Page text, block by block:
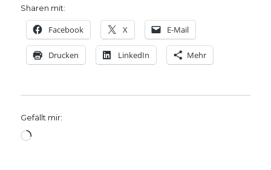
Sharen mit:
Facebook X E-Mail
Drucken LinkedIn Mehr
Gefällt mir:
Wird